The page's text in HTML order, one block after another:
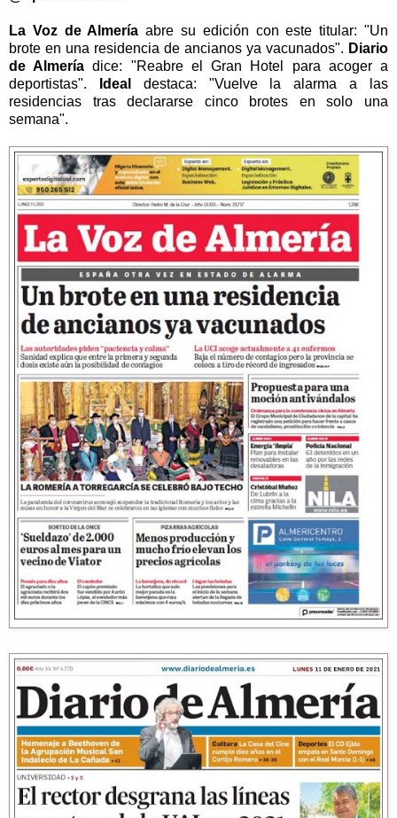
La Voz de Almería abre su edición con este titular: "Un
brote en una residencia de ancianos ya vacunados". Diario
de Almería dice: "Reabre el Gran Hotel para acoger a
deportistas". Ideal
destaca: "Vuelve la alarma a las
residencias tras declararse cinco brotes en solo una
semana".